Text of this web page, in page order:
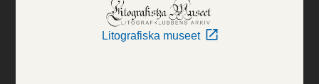
Litografiska museet